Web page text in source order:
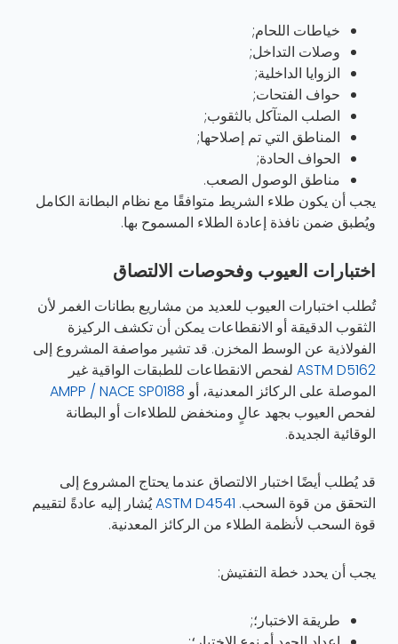
خياطات اللحام;
وصلات التداخل;
الزوايا الداخلية;
حواف الفتحات;
الصلب المتآكل بالثقوب;
المناطق التي تم إصلاحها;
الحواف الحادة;
مناطق الوصول الصعب.
يجب أن يكون طلاء الشريط متوافقًا مع نظام البطانة الكامل
ويُطبق ضمن نافذة إعادة الطلاء المسموح بها.
اختبارات العيوب وفحوصات الالتصاق
تُطلب اختبارات العيوب للعديد من مشاريع بطانات الغمر لأن
الثقوب الدقيقة أو الانقطاعات يمكن أن تكشف الركيزة
الفولاذية عن الوسط المخزن. قد تشير مواصفة المشروع إلى
ASTM D5162 لفحص الانقطاعات للطبقات الواقية غير
الموصلة على الركائز المعدنية، أو AMPP / NACE SP0188
لفحص العيوب بجهد عالٍ ومنخفض للطلاءات أو البطانة
الوقائية الجديدة.
قد يُطلب أيضًا اختبار الالتصاق عندما يحتاج المشروع إلى
التحقق من قوة السحب. ASTM D4541يُشار إليه عادةً لتقييم
قوة السحب لأنظمة الطلاء من الركائز المعدنية.
يجب أن يحدد خطة التفتيش:
طريقة الاختبار؛;